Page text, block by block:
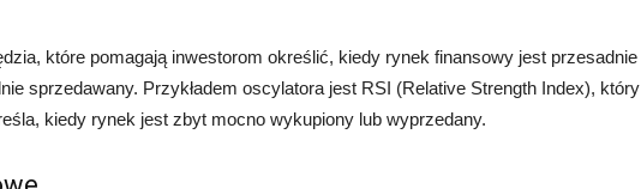
które pomagają inwestorom określić, kiedy rynek finansowy jest przesadnie
sprzedawany. Przykładem oscylatora jest RSI (Relative Strength Index), który
kiedy rynek jest zbyt mocno wykupiony lub wyprzedany.